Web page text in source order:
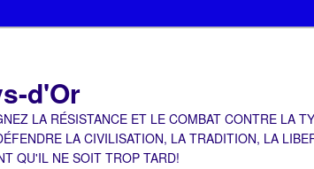
d'Or
LA RÉSISTANCE ET LE COMBAT CONTRE LA
LA CIVILISATION, LA TRADITION, LA
QU'IL NE SOIT TROP TARD!